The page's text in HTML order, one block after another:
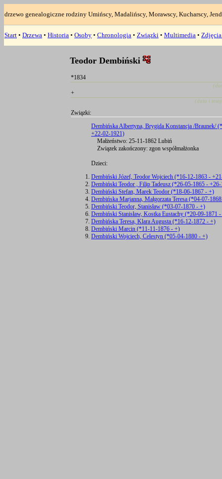
drzewo genealogiczne rodziny Umińscy, Madalińscy, Morawscy, Kucharscy,
Start • Drzewa • Historia • Osoby • Chronologia • Związki • Multimedia •
Teodor Dembiński
*1834
+
(data i
Związki:
Dembińska Albertyna, Brygida Konstancja /Braunek/
+22-02-1921)
Małżeństwo: 25-11-1862 Lubiń
Związek zakończony: zgon współmałżonka
Dzieci:
Dembiński Józef, Teodor Wojciech (*16-12-1863 -
Dembiński Teodor , Filip Tadeusz (*26-05-1865 -
Dembiński Stefan, Marek Teodor (*18-06-1867 - +)
Dembińska Marjanna, Małgorzata Teresa (*04-07-
Dembiński Teodor, Stanisław (*03-07-1870 - +)
Dembiński Stanisław, Kostka Eustachy (*20-09-1871
Dembińska Teresa, Klara Augusta (*16-12-1872 - +)
Dembiński Marcin (*11-11-1876 - +)
Dembiński Wojciech, Celestyn (*05-04-1880 - +)